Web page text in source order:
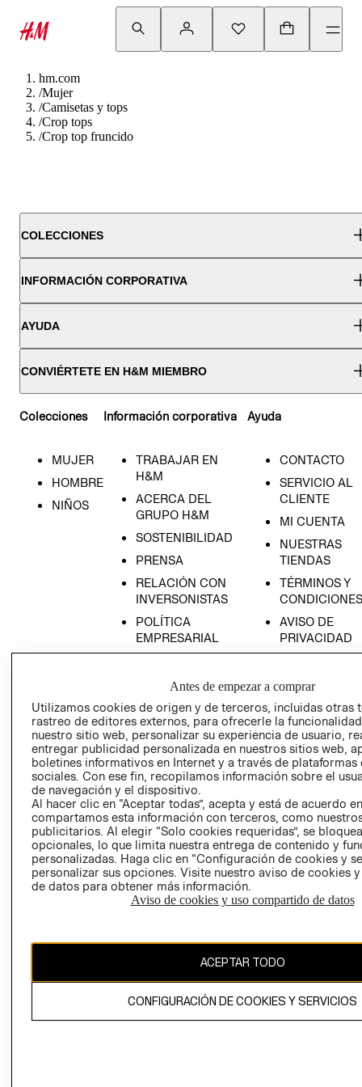
hm.com
/Mujer
/Camisetas y tops
/Crop tops
/Crop top fruncido
COLECCIONES
INFORMACIÓN CORPORATIVA
AYUDA
CONVIÉRTETE EN H&M MIEMBRO
Colecciones
MUJER
HOMBRE
NIÑOS
Información corporativa
TRABAJAR EN
H&M
ACERCA DEL
GRUPO H&M
SOSTENIBILIDAD
PRENSA
RELACIÓN CON
INVERSONISTAS
POLÍTICA
EMPRESARIAL
Ayuda
CONTACTO
SERVICIO AL
CLIENTE
MI CUENTA
NUESTRAS
TIENDAS
TÉRMINOS Y
CONDICIONES
AVISO DE
PRIVACIDAD
AVISO DE
LIBRO DE
Ecuador ($)
CAMBIAR REGIÓN
propiedad de H&M Hennes & Mauritz AB.
Antes de empezar a comprar
Utilizamos cookies de origen y de terceros, incluidas otras
rastreo de editores externos, para ofrecerle la
nuestro sitio web, personalizar su experiencia de usuario,
entregar publicidad personalizada en nuestros sitios web,
boletines informativos en Internet y a través de plataformas
sociales. Con ese fin, recopilamos información sobre el
de navegación y el dispositivo.
Al hacer clic en “Aceptar todas”, acepta y está de acuerdo
compartamos esta información con terceros, como
publicitarios. Al elegir “Solo cookies requeridas”, se
opcionales, lo que limita nuestra entrega de contenido y
personalizadas. Haga clic en “Configuración de cookies y
personalizar sus opciones. Visite nuestro aviso de cookies
de datos para obtener más información.
Aviso de cookies y uso compartido de datos
ACEPTAR TODO
CONFIGURACIÓN DE COOKIES Y SERVICIOS